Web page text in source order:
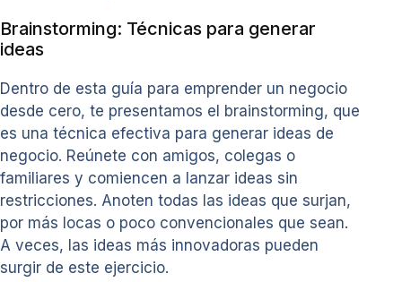
Brainstorming: Técnicas para generar
ideas
Dentro de esta guía para emprender un negocio
desde cero, te presentamos el brainstorming, que
es una técnica efectiva para generar ideas de
negocio. Reúnete con amigos, colegas o
familiares y comiencen a lanzar ideas sin
restricciones. Anoten todas las ideas que surjan,
por más locas o poco convencionales que sean.
A veces, las ideas más innovadoras pueden
surgir de este ejercicio.